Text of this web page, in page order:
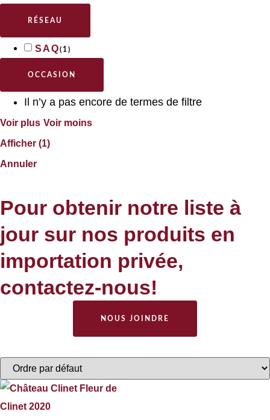
RÉSEAU
SAQ( 1 )
OCCASION
Il n’y a pas encore de termes de filtre
Voir plus Voir moins
Afficher (1)
Annuler
Pour obtenir notre liste à
jour sur nos produits en
importation privée,
contactez-nous!
NOUS JOINDRE